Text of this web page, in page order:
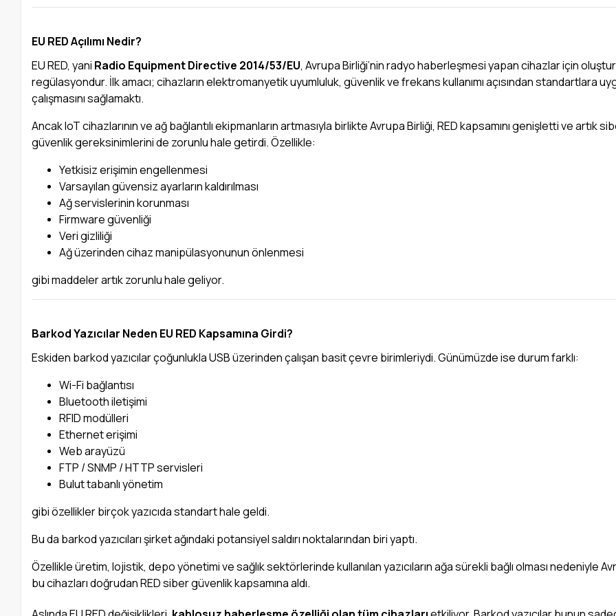
EU RED Açılımı Nedir?
EU RED, yani Radio Equipment Directive 2014/53/EU, Avrupa Birliği’nin radyo haberleşmesi yapan cihazlar için
regülasyondur. İlk amacı; cihazların elektromanyetik uyumluluk, güvenlik ve frekans kullanımı açısından standartlara
çalışmasını sağlamaktı.
Ancak IoT cihazlarının ve ağ bağlantılı ekipmanların artmasıyla birlikte Avrupa Birliği, RED kapsamını genişletti ve artık
güvenlik gereksinimlerini de zorunlu hale getirdi. Özellikle:
Yetkisiz erişimin engellenmesi
Varsayılan güvensiz ayarların kaldırılması
Ağ servislerinin korunması
Firmware güvenliği
Veri gizliliği
Ağ üzerinden cihaz manipülasyonunun önlenmesi
gibi maddeler artık zorunlu hale geliyor.
Barkod Yazıcılar Neden EU RED Kapsamına Girdi?
Eskiden barkod yazıcılar çoğunlukla USB üzerinden çalışan basit çevre birimleriydi. Günümüzde ise durum farklı:
Wi-Fi bağlantısı
Bluetooth iletişimi
RFID modülleri
Ethernet erişimi
Web arayüzü
FTP / SNMP / HTTP servisleri
Bulut tabanlı yönetim
gibi özellikler birçok yazıcıda standart hale geldi.
Bu da barkod yazıcıları şirket ağındaki potansiyel saldırı noktalarından biri yaptı.
Özellikle üretim, lojistik, depo yönetimi ve sağlık sektörlerinde kullanılan yazıcıların ağa sürekli bağlı olması nedeniyle
bu cihazları doğrudan RED siber güvenlik kapsamına aldı.